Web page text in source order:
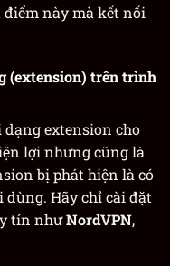
này mà kết nối
(extension) trên trình
extension cho
lợi nhưng cũng là
bị phát hiện là có
dùng. Hãy chỉ cài đặt
tín nhưNordVPN,